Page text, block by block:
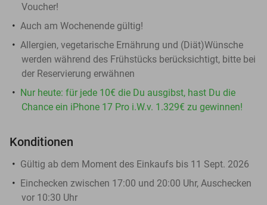
Voucher!
Auch am Wochenende gültig!
Allergien, vegetarische Ernährung und (Diät)Wünsche
werden während des Frühstücks berücksichtigt, bitte bei
der Reservierung erwähnen
Nur heute: für jede 10€ die Du ausgibst, hast Du die
Chance ein iPhone 17 Pro i.W.v. 1.329€ zu gewinnen!
Konditionen
Gültig ab dem Moment des Einkaufs bis 11 Sept. 2026
Einchecken zwischen 17:00 und 20:00 Uhr, Auschecken
vor 10:30 Uhr